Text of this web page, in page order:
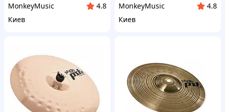
MonkeyMusic
4.8
Киев
MonkeyMusic
4.8
Киев